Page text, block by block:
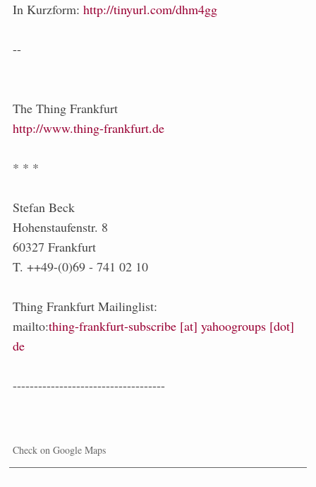
In Kurzform: http://tinyurl.com/dhm4gg
--
The Thing Frankfurt
http://www.thing-frankfurt.de
* * *
Stefan Beck
Hohenstaufenstr. 8
60327 Frankfurt
T. ++49-(0)69 - 741 02 10
Thing Frankfurt Mailinglist:
mailto:thing-frankfurt-subscribe [at] yahoogroups [dot]
de
------------------------------------
Check on Google Maps